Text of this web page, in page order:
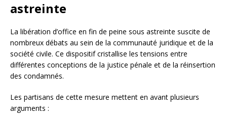
astreinte
La libération d’office en fin de peine sous astreinte suscite de
nombreux débats au sein de la communauté juridique et de la
société civile. Ce dispositif cristallise les tensions entre
différentes conceptions de la justice pénale et de la réinsertion
des condamnés.
Les partisans de cette mesure mettent en avant plusieurs
arguments :